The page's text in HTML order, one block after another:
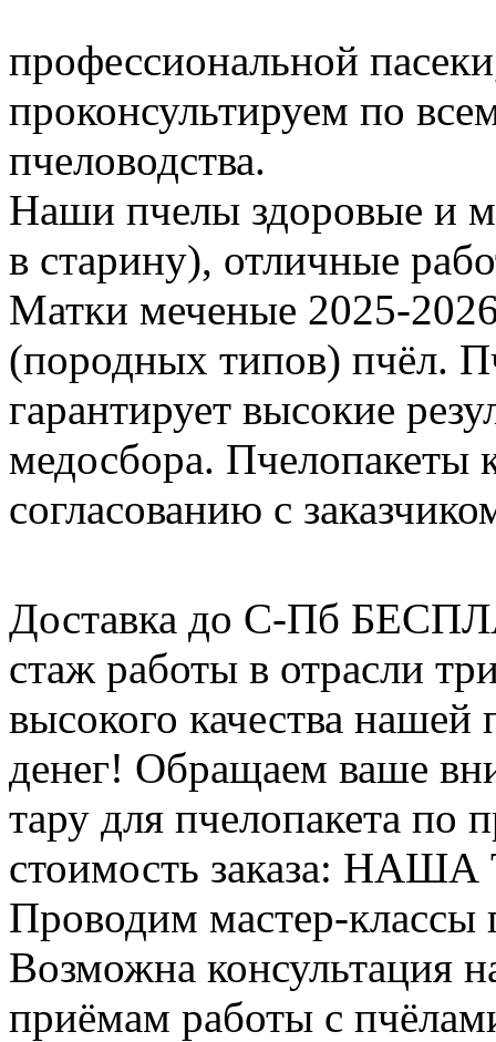
профессиональной
проконсультируем по
пчеловодства.
Наши пчелы здоровые и
в старину), отличные
Матки меченые 2025-
(породных типов) пчёл.
гарантирует высокие
медосбора. Пчелопакеты
согласованию с
Доставка до С-Пб
стаж работы в отрасли
высокого качества
денег! Обращаем ваше
тару для пчелопакета по
стоимость заказа:
Проводим мастер-классы
Возможна консультация
приёмам работы с